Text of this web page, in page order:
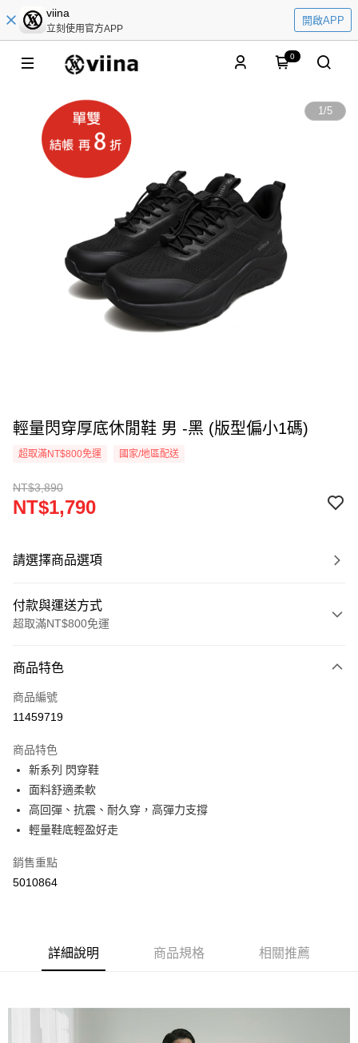
viina
立刻使用官方APP
開啟APP
0
1/5
輕量閃穿厚底休閒鞋 男 -黑 (版型偏小1碼)
超取滿NT$800免運 國家/地區配送
NT$3,890
NT$1,790
請選擇商品選項
付款與運送方式
超取滿NT$800免運
信用卡一次付款
超商取貨付款
Apple Pay
街口支付
悠遊付
Google Pay
AFTEE先享後付
便利好安心！
１．於結帳方式選擇「AFTEE先享後付」後，將跳轉至「AFTEE先享後付」
運送方式
商品特色
商品編號
11459719
商品特色
新系列 閃穿鞋
面料舒適柔軟
高回彈、抗震、耐久穿，高彈力支撐
輕量鞋底輕盈好走
銷售重點
5010864
詳細說明 商品規格 相關推薦